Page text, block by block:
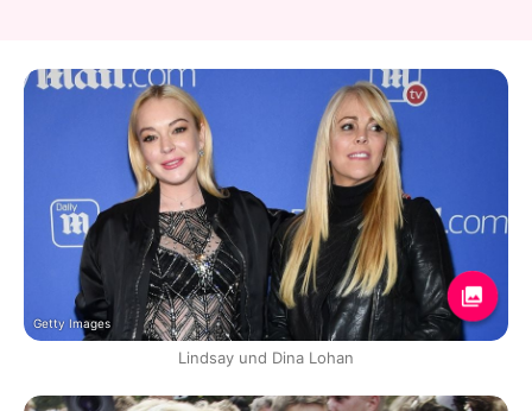
Getty Images
Lindsay und Dina Lohan